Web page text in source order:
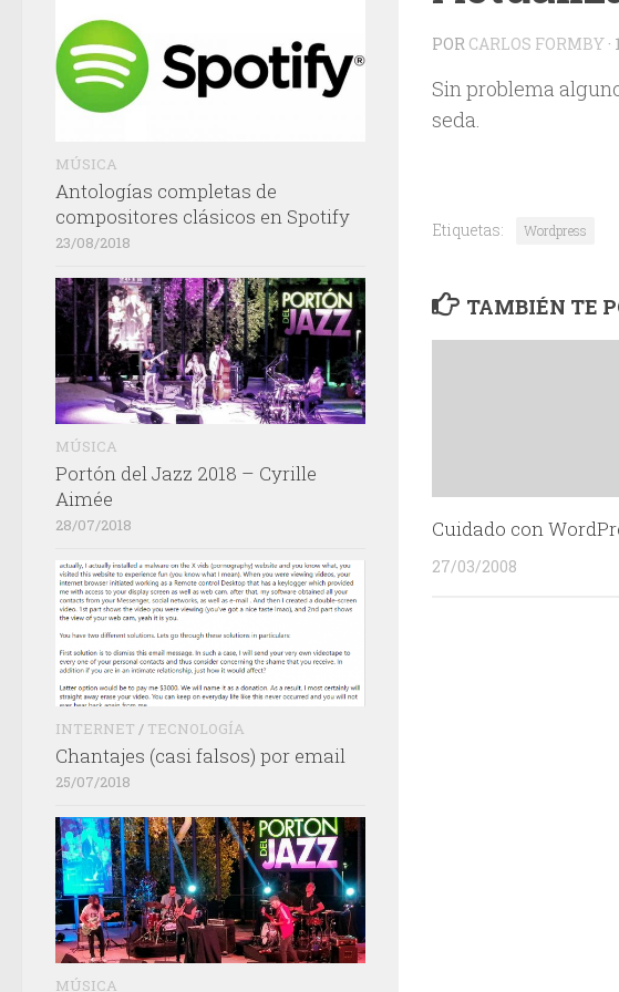
POR CARLOS FORMBY ·
Sin problema
seda.
Etiquetas: Wordpress
TAMBIÉN TE
Cuidado con
27/03/2008
MÚSICA
Antologías completas de
compositores clásicos en Spotify
23/08/2018
MÚSICA
Portón del Jazz 2018 – Cyrille
Aimée
28/07/2018
INTERNET / TECNOLOGÍA
Chantajes (casi falsos) por email
25/07/2018
MÚSICA